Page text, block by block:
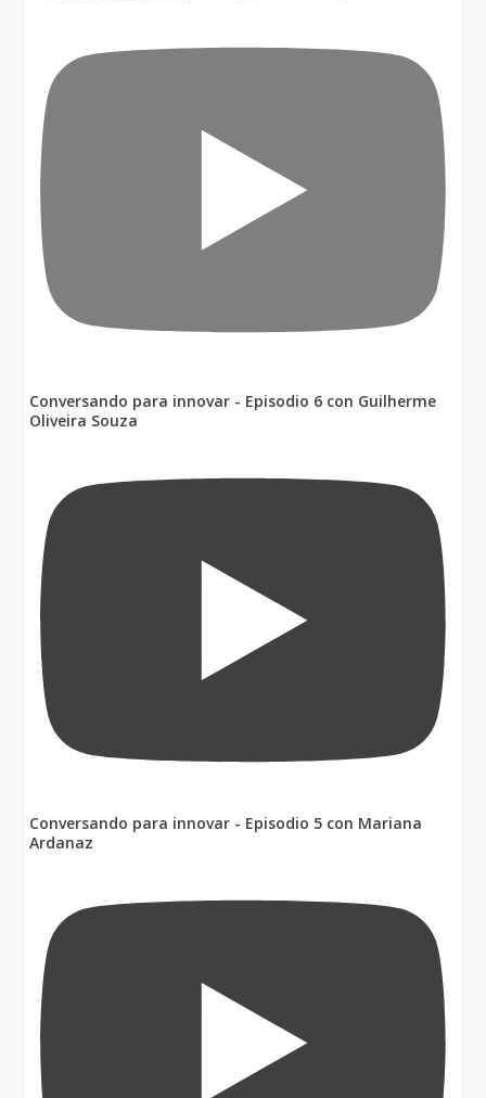
Conversando para innovar - Episodio 6 con Guilherme
Oliveira Souza
Conversando para innovar - Episodio 5 con Mariana
Ardanaz